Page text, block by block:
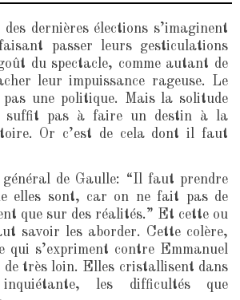
dernières élections s’imaginent
passer leurs gesticulations
du spectacle, comme autant de
leur impuissance rageuse. Le
une politique. Mais la solitude
suffit pas à faire un destin à la
Or c’est de cela dont il faut
de Gaulle: “Il faut prendre
elles sont, car on ne fait pas de
que sur des réalités.” Et cette ou
savoir les aborder. Cette colère,
qui s’expriment contre Emmanuel
de très loin. Elles cristallisent dans
les difficultés que